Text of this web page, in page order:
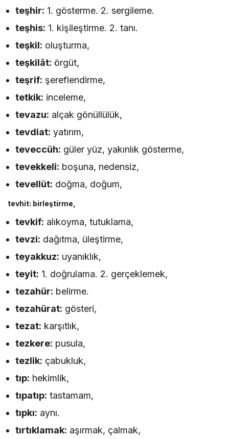
teşhir: 1. gösterme. 2. sergileme.
teşhis: 1. kişileştirme. 2. tanı.
teşkil: oluşturma,
teşkilât: örgüt,
teşrif: şereflendirme,
tetkik: inceleme,
tevazu: alçak gönüllülük,
tevdiat: yatırım,
teveccüh: güler yüz, yakınlık gösterme,
tevekkeli: boşuna, nedensiz,
tevellüt: doğma, doğum,
tevhit: birleştirme,
tevkif: alıkoyma, tutuklama,
tevzi: dağıtma, üleştirme,
teyakkuz: uyanıklık,
teyit: 1. doğrulama. 2. gerçeklemek,
tezahür: belirme.
tezahürat: gösteri,
tezat: karşıtlık,
tezkere: pusula,
tezlik: çabukluk,
tıp: hekimlik,
tıpatıp: tastamam,
tıpkı: aynı.
tırtıklamak: aşırmak, çalmak,